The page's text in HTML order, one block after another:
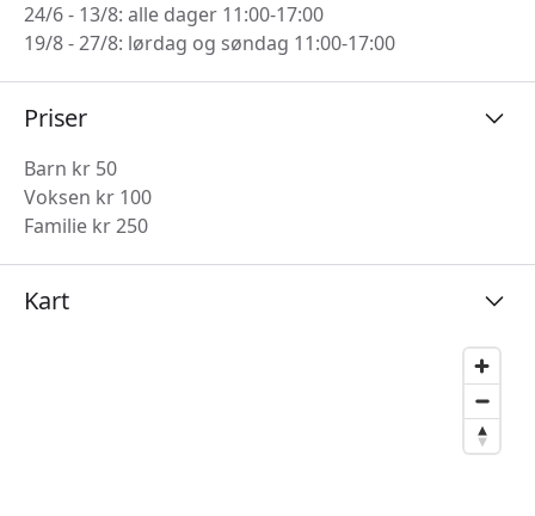
24/6 - 13/8: alle dager 11:00-17:00
19/8 - 27/8: lørdag og søndag 11:00-17:00
Priser
Barn kr 50
Voksen kr 100
Familie kr 250
Kart